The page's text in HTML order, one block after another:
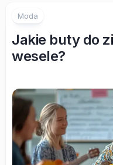
Moda
Jakie buty do
wesele?